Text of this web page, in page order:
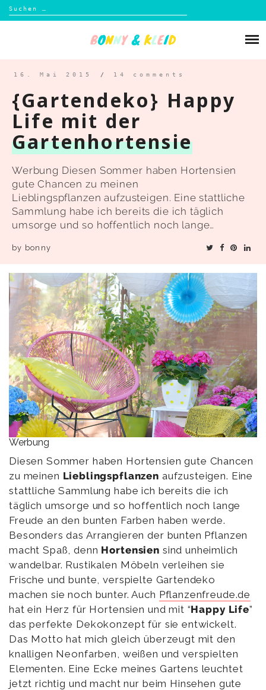
Suchen
nach:
Shop
Kontakt
16. Mai 2015 / 14 comments
{Gartendeko} Happy
Life mit der
Gartenhortensie
Werbung Diesen Sommer haben Hortensien
gute Chancen zu meinen
Lieblingspflanzen aufzusteigen. Eine stattliche
Sammlung habe ich bereits die ich täglich
umsorge und so hoffentlich noch lange…
by bonny
Werbung
Diesen Sommer haben Hortensien gute Chancen
zu meinen Lieblingspflanzen aufzusteigen. Eine
stattliche Sammlung habe ich bereits die ich
täglich umsorge und so hoffentlich noch lange
Freude an den bunten Farben haben werde.
Besonders das Arrangieren der bunten Pflanzen
macht Spaß, denn Hortensien sind unheimlich
wandelbar. Rustikalen Möbeln verleihen sie
Frische und bunte, verspielte Gartendeko
machen sie noch bunter. Auch Pflanzenfreude.de
hat ein Herz für Hortensien und mit “Happy Life”
das perfekte Dekokonzept für sie entwickelt.
Das Motto hat mich gleich überzeugt mit den
knalligen Neonfarben, weißen und verspielten
Elementen. Eine Ecke meines Gartens leuchtet
jetzt richtig und macht nur beim Hinsehen gute